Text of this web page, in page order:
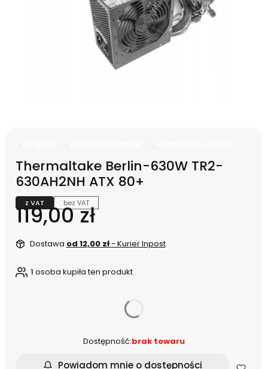
Thermaltake Berlin-630W TR2-
630AH2NH ATX 80+
z VAT bez VAT
Cena
119,00 zł
Dostawa od 12,00 zł- Kurier Inpost
1 osoba kupiła ten produkt
Dostępność:brak towaru
Powiadom mnie o dostępności